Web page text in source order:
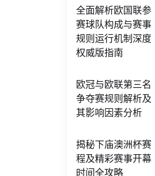
全面解析欧国联参
赛球队构成与赛事
规则运行机制深度
权威版指南
欧冠与欧联第三名
争夺赛规则解析及
其影响因素分析
揭秘下庙澳洲杯赛
程及精彩赛事开幕
时间全攻略